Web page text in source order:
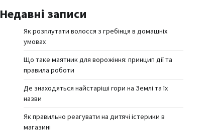
Недавні записи
Як розплутати волосся з гребінця в домашніх
умовах
Що таке маятник для ворожіння: принцип дії та
правила роботи
Де знаходяться найстаріші гори на Землі та їх
назви
Як правильно реагувати на дитячі істерики в
магазині